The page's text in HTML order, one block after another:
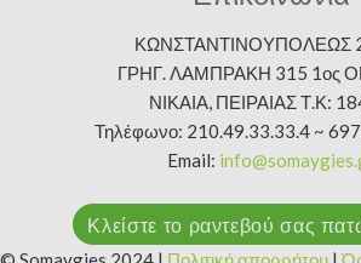
ΚΩΝΣΤΑΝΤΙΝΟΥΠΟΛΕΩΣ
ΓΡΗΓ. ΛΑΜΠΡΑΚΗ 315 1ος
ΝΙΚΑΙΑ, ΠΕΙΡΑΙΑΣ Τ.Κ:
Τηλέφωνο: 210.49.33.33.4 ~
Email:
Κλείστε το ραντεβού σας